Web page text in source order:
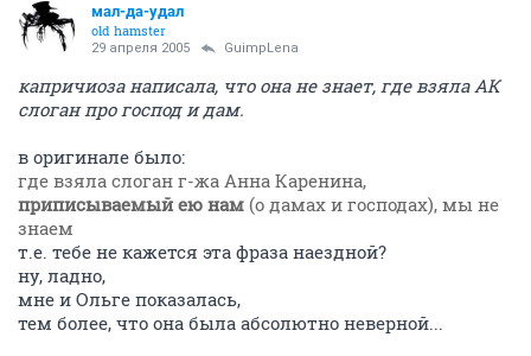
мал-да-удал
old hamster
29 апреля 2005 GuimpLena
капричиоза написала, что она не знает, где взяла АК
слоган про господ и дам.
в оригинале было:
где взяла слоган г-жа Анна Каренина,
приписываемый ею нам (о дамах и господах), мы не
знаем
т.е. тебе не кажется эта фраза наездной?
ну, ладно,
мне и Ольге показалась,
тем более, что она была абсолютно неверной...